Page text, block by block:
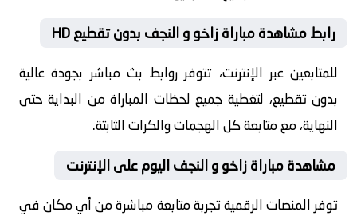
رابط مشاهدة مباراة زاخو و النجف بدون تقطيع HD
للمتابعين عبر الإنترنت، تتوفر روابط بث مباشر بجودة عالية
بدون تقطيع، لتغطية جميع لحظات المباراة من البداية حتى
النهاية، مع متابعة كل الهجمات والكرات الثابتة.
مشاهدة مباراة زاخو و النجف اليوم على الإنترنت
توفر المنصات الرقمية تجربة متابعة مباشرة من أي مكان في